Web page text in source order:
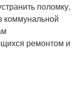
поломку,
коммунальной
ремонтом и